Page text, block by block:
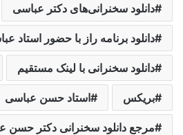
دانلود سخنرانی‌های دکتر عباسی
دانلود برنامه راز با حضور استاد
دانلود سخنرانی با لینک مستقیم
بریکس استاد حسن عباسی
مرجع دانلود سخنرانی دکتر حسن